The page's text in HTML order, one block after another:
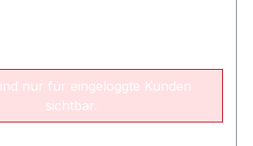
nur für eingeloggte Kunden
sichtbar.